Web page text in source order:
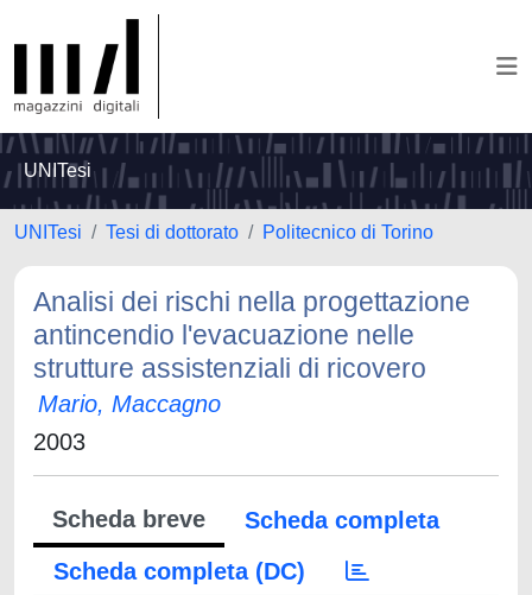
UNITesi
UNITesi Tesi di dottorato Politecnico di Torino
Analisi dei rischi nella progettazione
antincendio l'evacuazione nelle
strutture assistenziali di ricovero
Mario, Maccagno
2003
Scheda breve
Scheda completa
Scheda completa (DC)